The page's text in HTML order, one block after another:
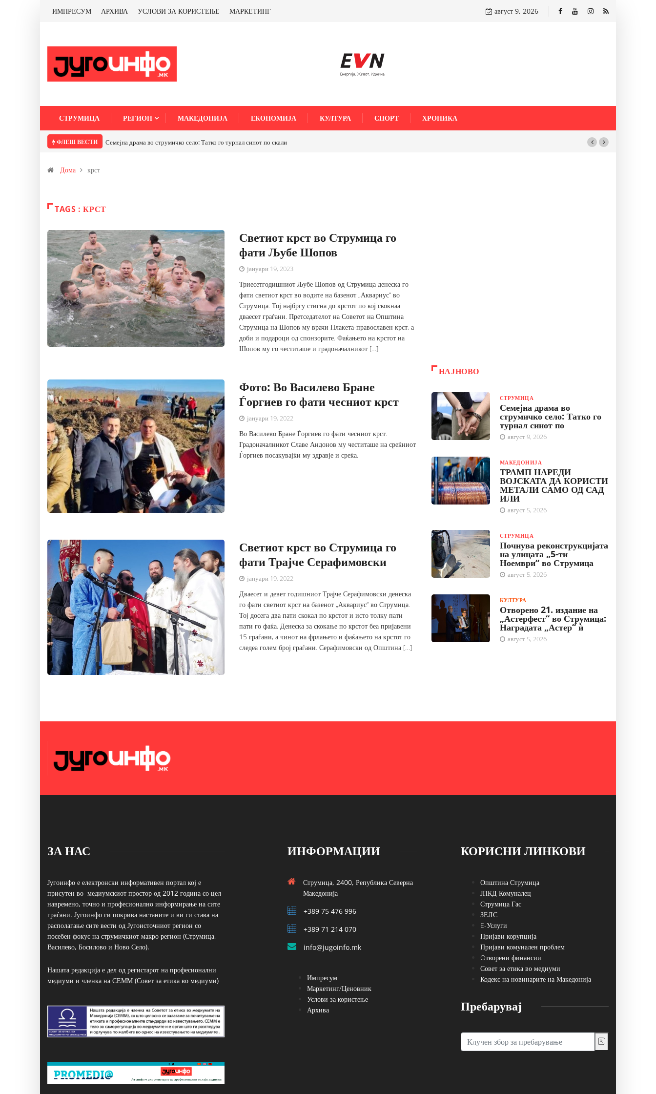
ИМПРЕСУМ АРХИВА УСЛОВИ ЗА КОРИСТЕЊЕ МАРКЕТИНГ август 9, 2026
СТРУМИЦА РЕГИОН МАКЕДОНИЈА ЕКОНОМИЈА КУЛТУРА СПОРТ ХРОНИКА
ФЛЕШ ВЕСТИ Семејна драма во струмичко село: Татко го турнал синот по скали
Дома крст
TAGS : КРСТ
Светиот крст во Струмица го
фати Љубе Шопов
јануари 19, 2023
Триесетгодишниот Љубе Шопов од Струмица денеска го
фати светиот крст во водите на базенот „Аквариус“ во
Струмица. Тој најбргу стигна до крстот по кој скокнаа
дваесет граѓани. Претседателот на Советот на Општина
Струмица на Шопов му врачи Плакета-православен крст, а
доби и подароци од спонзорите. Фаќањето на крстот на
Шопов му го честиташе и градоначалникот […]
Фото: Во Василево Бране
Ѓоргиев го фати чесниот крст
јануари 19, 2022
Во Василево Бране Ѓоргиев го фати чесниот крст.
Градоначалникот Славе Андонов му честиташе на среќниот
Ѓоргиев посакувајќи му здравје и среќа.
Светиот крст во Струмица го
фати Трајче Серафимовски
јануари 19, 2022
Дваесет и девет годишниот Трајче Серафимовски денеска
го фати светиот крст на базенот „Аквариус“ во Струмица.
Тој досега два пати скокал по крстот и исто толку пати
пати го фаќа. Денеска за скокање по крстот беа пријавени
15 граѓани, а чинот на фрлањето и фаќањето на крстот го
следеа голем број граѓани. Серафимовски од Општина […]
НАЈНОВО
СТРУМИЦА
Семејна драма во
струмичко село: Татко го
турнал синот по
август 9, 2026
МАКЕДОНИЈА
ТРАМП НАРЕДИ
ВОЈСКАТА ДА КОРИСТИ
МЕТАЛИ САМО ОД САД
ИЛИ
август 5, 2026
СТРУМИЦА
Почнува реконструкцијата
на улицата „5-ти
Ноември“ во Струмица
август 5, 2026
КУЛТУРА
Отворено 21. издание на
„Астерфест“ во Струмица:
Наградата „Астер“ ѝ
август 5, 2026
ЗА НАС
Југоинфо е електронски информативен портал кој е
присутен во медиумскиот простор од 2012 година со цел
навремено, точно и професионално информирање на сите
граѓани. Југоинфо ги покрива настаните и ви ги става на
располагање сите вести од Југоисточниот регион со
посебен фокус на струмичкиот макро регион (Струмица,
Василево, Босилово и Ново Село).
Нашата редакција е дел од регистарот на професионални
медиуми и членка на СЕММ (Совет за етика во медиуми)
ИНФОРМАЦИИ
Струмица, 2400, Република Северна
Македонија
+389 75 476 996
+389 71 214 070
info@jugoinfo.mk
Импресум
Маркетинг/Ценовник
Услови за користење
Архива
КОРИСНИ ЛИНКОВИ
Општина Струмица
ЈПКД Комуналец
Струмица Гас
ЗЕЛС
E-Услуги
Пријави корупција
Пријави комунален проблем
Oтворени финансии
Совет за етика во медиуми
Кодекс на новинарите на Македонија
Пребарувај